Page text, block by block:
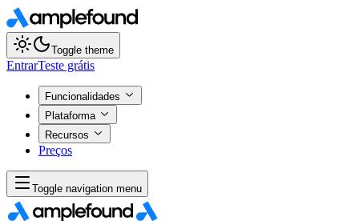
Toggle theme
EntrarTeste grátis
Funcionalidades
Plataforma
Recursos
Preços
Toggle navigation menu